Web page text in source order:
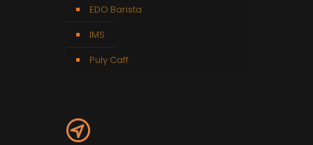
EDO Barista
IMS
Puly Caff